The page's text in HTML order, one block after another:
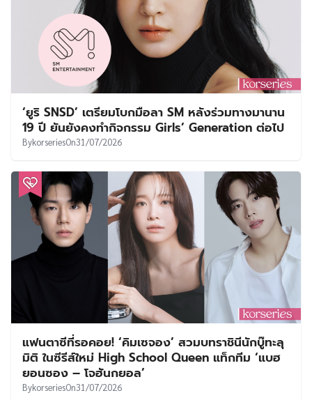
‘ยูริ SNSD’ เตรียมโบกมือลา SM หลังร่วมทางมานาน
19 ปี ยันยังคงทำกิจกรรม Girls’ Generation ต่อไป
BykorseriesOn31/07/2026
แฟนตาซีที่รอคอย! ‘คิมเซจอง’ สวมบทราชินีนักบู๊ทะลุ
มิติ ในซีรีส์ใหม่ High School Queen แท็กทีม ‘แบฮ
ยอนซอง – โจฮันกยอล’
BykorseriesOn31/07/2026